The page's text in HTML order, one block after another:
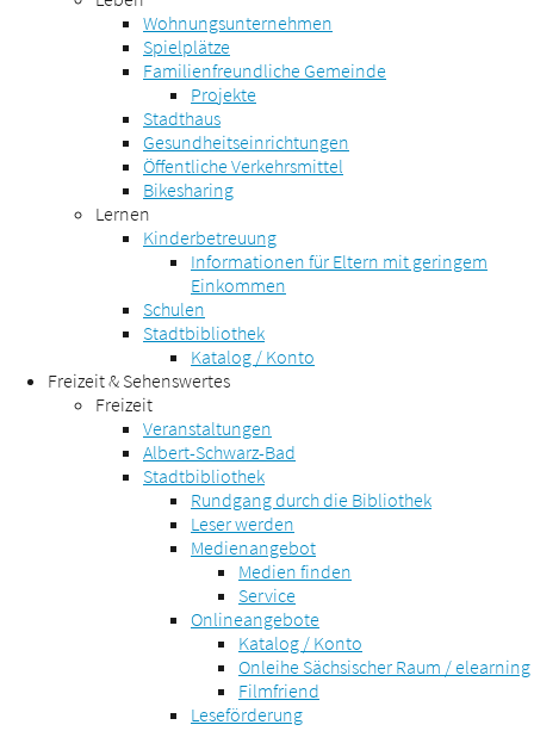
Wohnungsunternehmen
Spielplätze
Familienfreundliche Gemeinde
Projekte
Stadthaus
Gesundheitseinrichtungen
Öffentliche Verkehrsmittel
Bikesharing
Lernen
Kinderbetreuung
Informationen für Eltern mit geringem
Einkommen
Schulen
Stadtbibliothek
Katalog / Konto
Freizeit & Sehenswertes
Freizeit
Veranstaltungen
Albert-Schwarz-Bad
Stadtbibliothek
Rundgang durch die Bibliothek
Leser werden
Medienangebot
Medien finden
Service
Onlineangebote
Katalog / Konto
Onleihe Sächsischer Raum / elearning
Filmfriend
Leseförderung